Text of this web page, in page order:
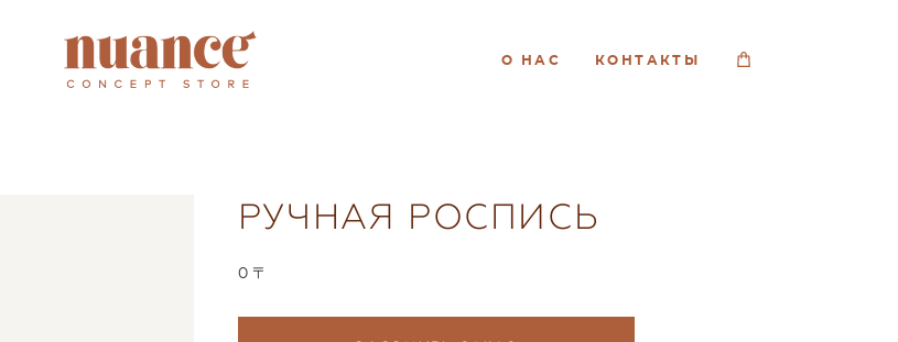
О НАС КОНТАКТЫ
РУЧНАЯ РОСПИСЬ
0 〒